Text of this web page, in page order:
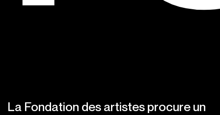
La Fondation des artistes procure un